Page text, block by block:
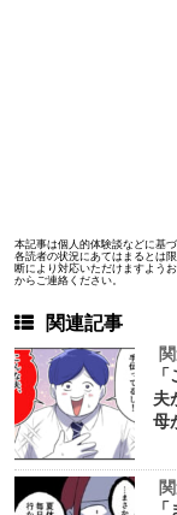
本記事は個人的体験談などに基
各読者の状況にあてはまるとは
断により対応いただけますよう
からご連絡ください。
関連記事
夫
母